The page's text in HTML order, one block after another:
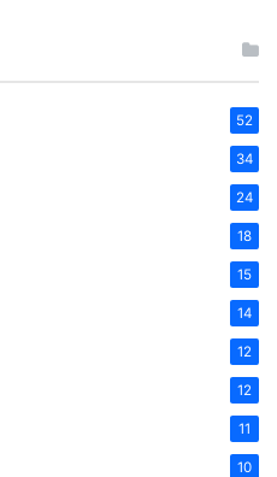
52
34
24
18
15
14
12
12
11
10